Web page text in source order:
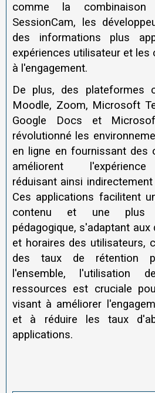
comme la
SessionCam, les
des informations plus
expériences utilisateur et
à l'engagement.
De plus, des plateformes
Moodle, Zoom, Microsoft
Google Docs et
révolutionné les
en ligne en fournissant des
améliorent l'expérience
réduisant ainsi
Ces applications facilitent
contenu et une plus
pédagogique, s'adaptant aux
et horaires des utilisateurs,
des taux de rétention
l'ensemble,
ressources est cruciale
visant à améliorer
et à réduire les taux
applications.